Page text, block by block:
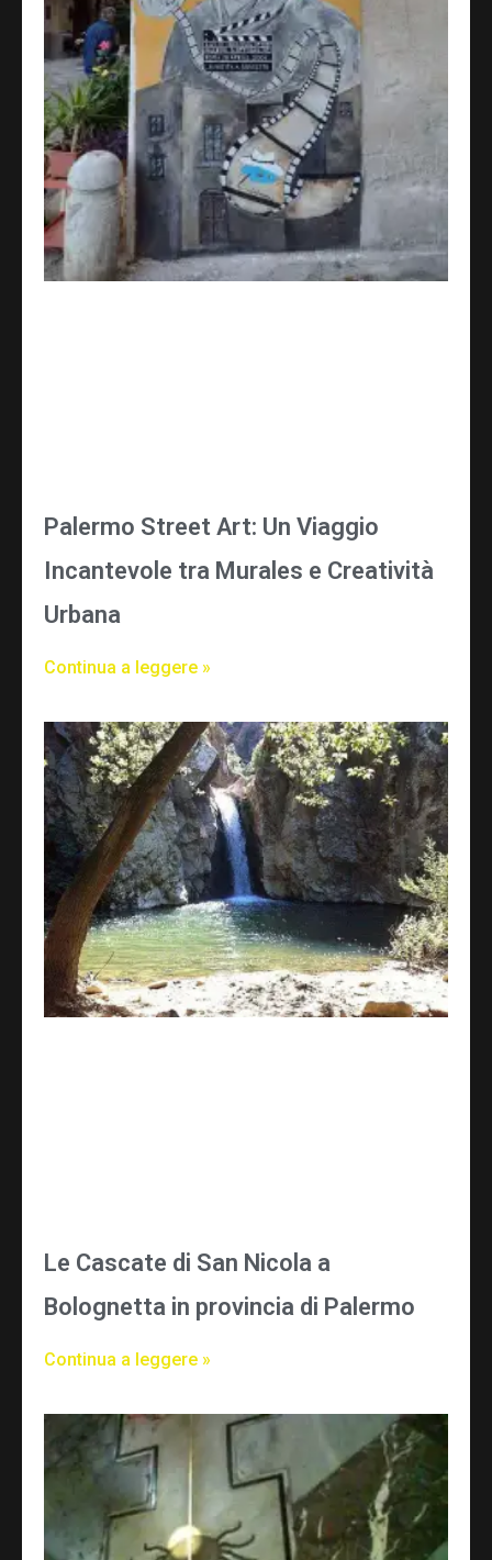
Palermo Street Art: Un Viaggio
Incantevole tra Murales e Creatività
Urbana
Continua a leggere »
Le Cascate di San Nicola a
Bolognetta in provincia di Palermo
Continua a leggere »